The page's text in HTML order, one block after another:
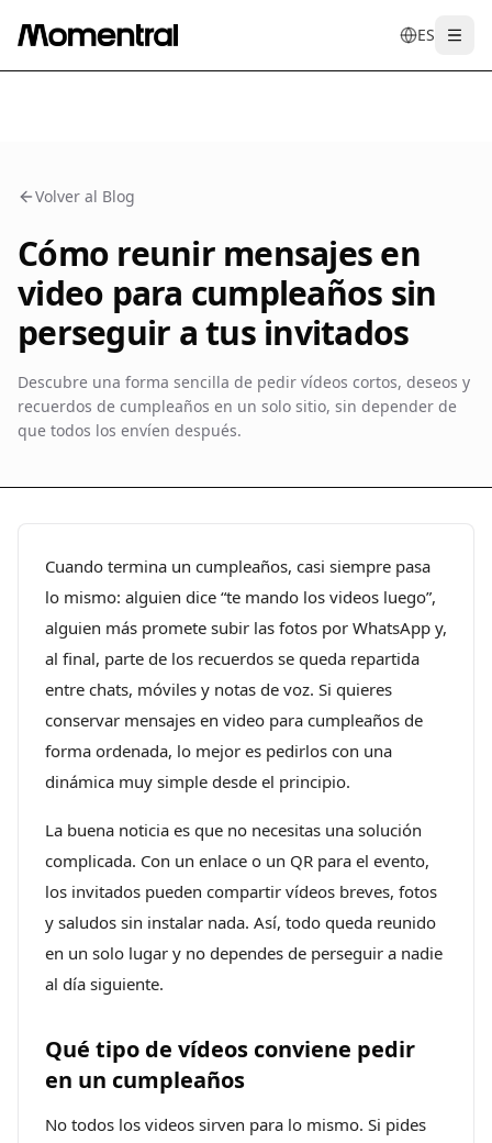
ES
entr dees
Volver al Blog
Cómo reunir mensajes en
video para cumpleaños sin
perseguir a tus invitados
Descubre una forma sencilla de pedir vídeos cortos, deseos y
recuerdos de cumpleaños en un solo sitio, sin depender de
que todos los envíen después.
Cuando termina un cumpleaños, casi siempre pasa
lo mismo: alguien dice “te mando los videos luego”,
alguien más promete subir las fotos por WhatsApp y,
al final, parte de los recuerdos se queda repartida
entre chats, móviles y notas de voz. Si quieres
conservar mensajes en video para cumpleaños de
forma ordenada, lo mejor es pedirlos con una
dinámica muy simple desde el principio.
La buena noticia es que no necesitas una solución
complicada. Con un enlace o un QR para el evento,
los invitados pueden compartir vídeos breves, fotos
y saludos sin instalar nada. Así, todo queda reunido
en un solo lugar y no dependes de perseguir a nadie
al día siguiente.
Qué tipo de vídeos conviene pedir
en un cumpleaños
No todos los videos sirven para lo mismo. Si pides